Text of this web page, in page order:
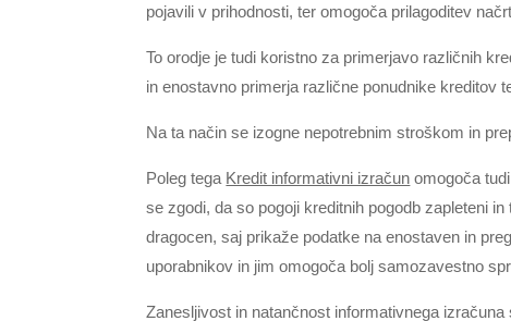
pojavili v prihodnosti, ter omogoča prilagoditev
To orodje je tudi koristno za primerjavo različnih
in enostavno primerja različne ponudnike kreditov
Na ta način se izogne nepotrebnim stroškom in
Poleg tega Kredit informativni izračun omogoča
se zgodi, da so pogoji kreditnih pogodb zapleteni
dragocen, saj prikaže podatke na enostaven in
uporabnikov in jim omogoča bolj samozavestno
Zanesljivost in natančnost informativnega